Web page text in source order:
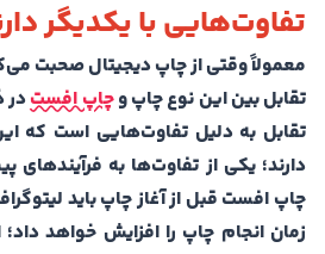
تفاوت‌هایی با یکدیگر
معمولاً وقتی از چاپ دیجیتال صحبت
تقابل بین این نوع چاپ وچاپ افستدر
تقابل به دلیل تفاوت‌هایی است که
دارند؛ یکی از تفاوت‌‌ها به فرآیندهای
چاپ افست قبل از آغاز چاپ باید
زمان انجام چاپ را افزایش خواهد